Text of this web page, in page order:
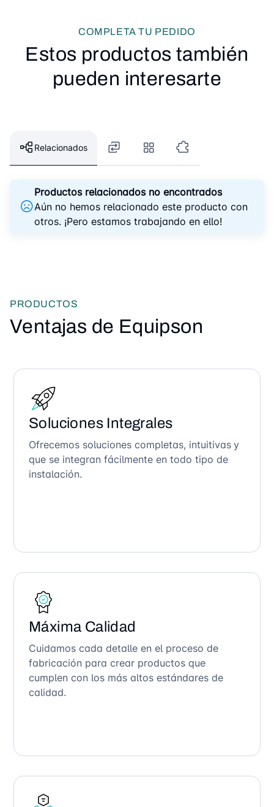
COMPLETA TU PEDIDO
Estos productos también
pueden interesarte
Relacionados
Productos relacionados no encontrados
Aún no hemos relacionado este producto con
otros. ¡Pero estamos trabajando en ello!
PRODUCTOS
Ventajas de Equipson
Soluciones Integrales
Ofrecemos soluciones completas, intuitivas y
que se integran fácilmente en todo tipo de
instalación.
Máxima Calidad
Cuidamos cada detalle en el proceso de
fabricación para crear productos que
cumplen con los más altos estándares de
calidad.